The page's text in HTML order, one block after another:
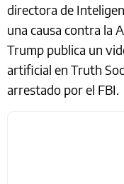
directora de
una causa contra la
Trump publica un
artificial en Truth
arrestado por el FBI.